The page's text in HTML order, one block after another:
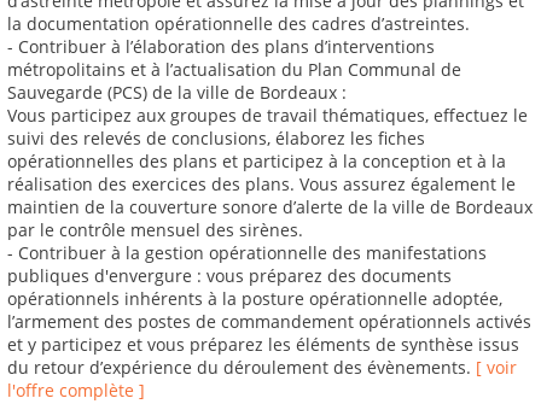
la documentation opérationnelle des cadres d’astreintes.
- Contribuer à l’élaboration des plans d’interventions
métropolitains et à l’actualisation du Plan Communal de
Sauvegarde (PCS) de la ville de Bordeaux :
Vous participez aux groupes de travail thématiques, effectuez le
suivi des relevés de conclusions, élaborez les fiches
opérationnelles des plans et participez à la conception et à la
réalisation des exercices des plans. Vous assurez également le
maintien de la couverture sonore d’alerte de la ville de Bordeaux
par le contrôle mensuel des sirènes.
- Contribuer à la gestion opérationnelle des manifestations
publiques d'envergure : vous préparez des documents
opérationnels inhérents à la posture opérationnelle adoptée,
l’armement des postes de commandement opérationnels activés
et y participez et vous préparez les éléments de synthèse issus
du retour d’expérience du déroulement des évènements. [ voir
l'offre complète ]